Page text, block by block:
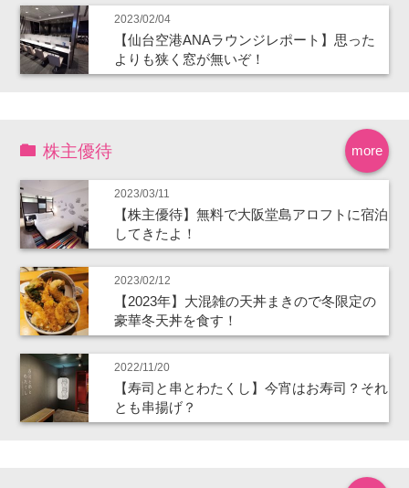
2023/02/04
【仙台空港ANAラウンジレポート】思った
よりも狭く窓が無いぞ！
more
株主優待
2023/03/11
【株主優待】無料で大阪堂島アロフトに宿泊
してきたよ！
2023/02/12
【2023年】大混雑の天丼まきので冬限定の
豪華冬天丼を食す！
2022/11/20
【寿司と串とわたくし】今宵はお寿司？それ
とも串揚げ？